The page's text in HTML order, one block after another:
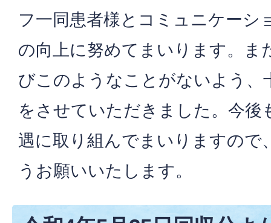
フ一同患者様とコミュニケーシ
の向上に努めてまいります。ま
びこのようなことがないよう、
をさせていただきました。今後
遇に取り組んでまいりますので
うお願いいたします。